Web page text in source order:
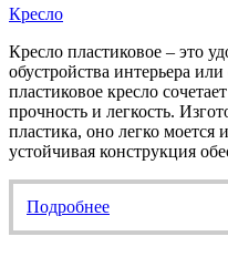
Кресло
Кресло пластиковое – это
обустройства интерьера
пластиковое кресло
прочность и легкость.
пластика, оно легко моется
устойчивая конструкция
Подробнее